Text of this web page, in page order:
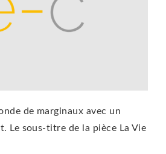
de marginaux avec un
Le sous-titre de la pièce La Vie